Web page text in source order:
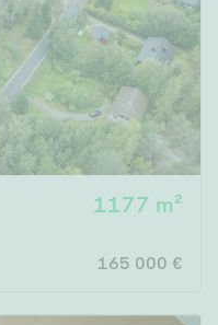
1177 m²
165 000 €